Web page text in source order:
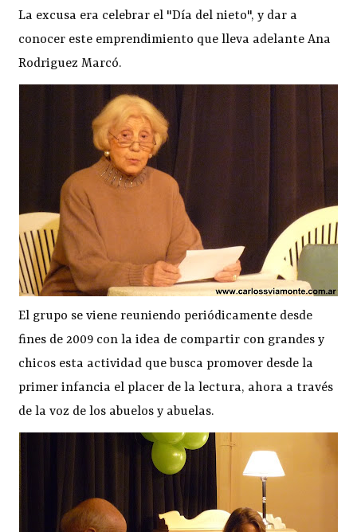
La excusa era celebrar el "Día del nieto", y dar a
conocer este emprendimiento que lleva adelante Ana
Rodriguez Marcó.
El grupo se viene reuniendo periódicamente desde
fines de 2009 con la idea de compartir con grandes y
chicos esta actividad que busca promover desde la
primer infancia el placer de la lectura, ahora a través
de la voz de los abuelos y abuelas.